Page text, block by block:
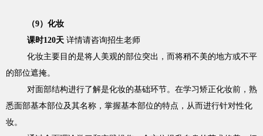
（9）化妆
课时120天 详情请咨询招生老师
化妆主要目的是将人美观的部位突出，而将稍不美的地方或不平
的部位遮掩。
对面部结构进行了解是化妆的基础环节。在学习矫正化妆前，熟
悉面部基本部位及其名称，掌握基本部位的特点，从而进行针对性化
妆。